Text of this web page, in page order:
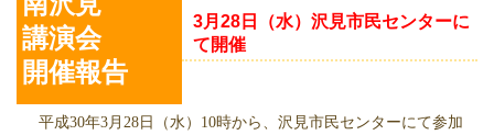
講演会
開催報告
3月28日（水）沢見市民センターに
て開催
平成30年3月28日（水）10時から、沢見市民センターにて参加